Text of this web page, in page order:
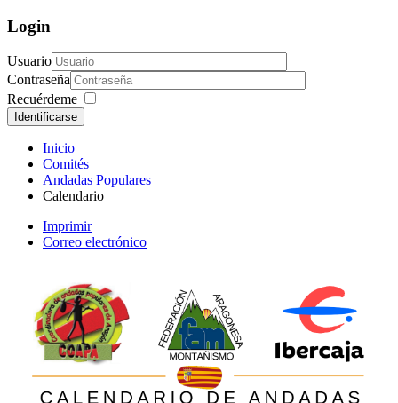
Login
Usuario
Contraseña
Recuérdeme
Identificarse
Inicio
Comités
Andadas Populares
Calendario
Imprimir
Correo electrónico